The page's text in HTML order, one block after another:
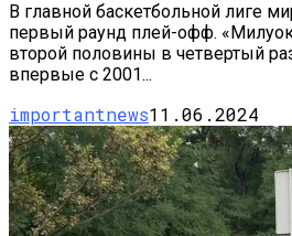
В главной баскетбольной лиге
первый раунд плей-офф.
второй половины в четвертый
впервые с 2001...
importantnews11.06.2024